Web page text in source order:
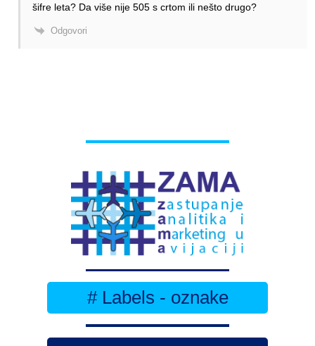
šifre leta? Da više nije 505 s crtom ili nešto drugo?
Odgovori
# Labels - oznake